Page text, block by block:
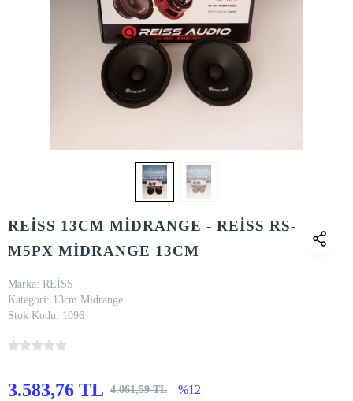
REİSS 13CM MİDRANGE - REİSS RS-
M5PX MİDRANGE 13CM
Marka: REİSS
Kategori: 13cm Midrange
Stok Kodu: 1096
3.583,76 TL 4.061,59 TL %12